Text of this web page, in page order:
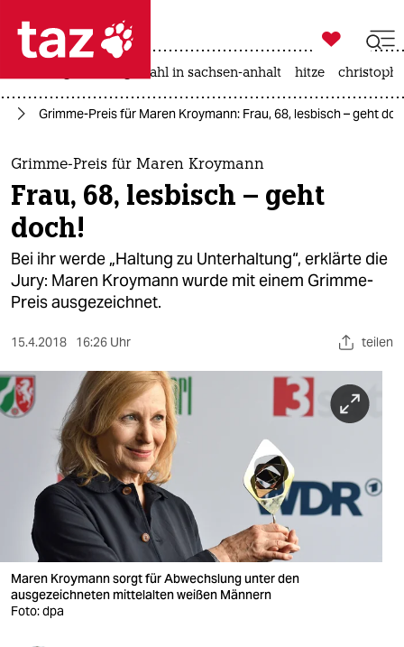
 taz zahl ich
taz zahl ich
themen
politik
öko
gesellschaft
sport
berlin
wahrheit
verlag
verlag
veranstaltungen

taz zahl ich
landtagswahl in sachsen-anhalt hitze
Grimme-Preis für Maren Kroymann: Frau, 68, lesbisch – geht
Grimme-Preis für Maren Kroymann
Frau, 68, lesbisch – geht
doch!
Bei ihr werde „Haltung zu Unterhaltung“, erklärte die
Jury: Maren Kroymann wurde mit einem Grimme-
Preis ausgezeichnet.
15.4.2018 16:26 Uhr teilen
Maren Kroymann sorgt für Abwechslung unter den
ausgezeichneten mittelalten weißen Männern
Foto: dpa